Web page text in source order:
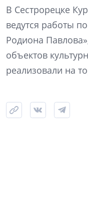
В Сестрорецке
ведутся работы
Родиона
объектов
реализовали на